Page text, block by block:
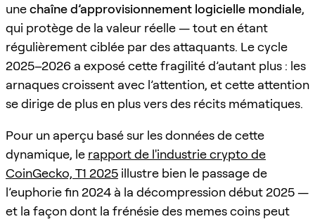
unechaîne d’approvisionnement logicielle mondiale,
qui protège de la valeur réelle — tout en étant
régulièrement ciblée par des attaquants. Le cycle
2025–2026 a exposé cette fragilité d’autant plus : les
arnaques croissent avec l’attention, et cette attention
se dirige de plus en plus vers des récits mématiques.
Pour un aperçu basé sur les données de cette
dynamique, le rapport de l'industrie crypto de
CoinGecko, T1 2025 illustre bien le passage de
l’euphorie fin 2024 à la décompression début 2025 —
et la façon dont la frénésie des memes coins peut